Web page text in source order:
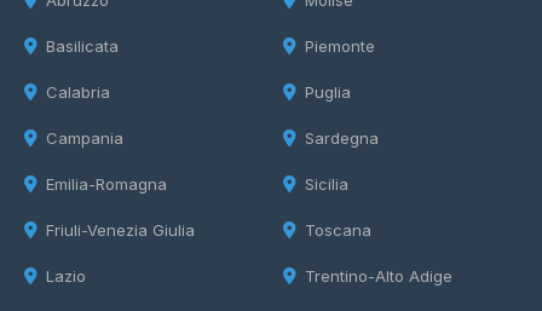
Basilicata
Calabria
Campania
Emilia-Romagna
Friuli-Venezia Giulia
Lazio
Piemonte
Puglia
Sardegna
Sicilia
Toscana
Trentino-Alto Adige